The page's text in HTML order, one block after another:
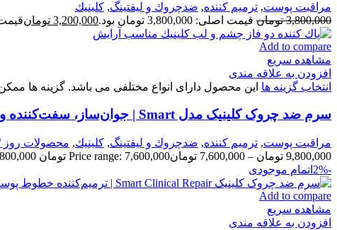
مراقبت پوست, ترميم كننده, ضدچروك و ليفتينگ, كلينيك
3,800,000 تومان قیمت اصلی: 3,800,000 تومان بود. 3,200,000 تومانقیمت
Add to compare
مشاهده سریع
افزودن به علاقه مندی
انتخاب گزینه ها این محصول دارای انواع مختلفی می باشد. گزینه ها
سرم ضد چروک کلینیک مدل Smart | جوان‌ساز، سفت‌کننده و یکدست‌کننده پوست
مراقبت پوست, ترميم كننده, ضدچروك و ليفتينگ, كلينيك, محصولات
9,800,000 تومان –
7,600,000 تومانPrice range: 7,600,000 تومان through 9,800,000 تومان
-2%
اتمام موجودی
Add to compare
مشاهده سریع
افزودن به علاقه مندی